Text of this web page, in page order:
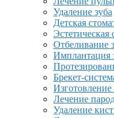
Удаление зуба
Детская
Эстетическая
Отбеливание
Имплантация
Брекет-
Изготовление
Лечение
Удаление